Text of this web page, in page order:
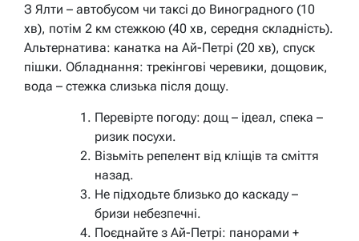
З Ялти – автобусом чи таксі до Виноградного (10
хв), потім 2 км стежкою (40 хв, середня складність).
Альтернатива: канатка на Ай-Петрі (20 хв), спуск
пішки. Обладнання: трекінгові черевики, дощовик,
вода – стежка слизька після дощу.
Перевірте погоду: дощ – ідеал, спека –
ризик посухи.
Візьміть репелент від кліщів та сміття
назад.
Не підходьте близько до каскаду –
бризи небезпечні.
Поєднайте з Ай-Петрі: панорами +